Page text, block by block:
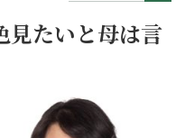
見たいと母は言